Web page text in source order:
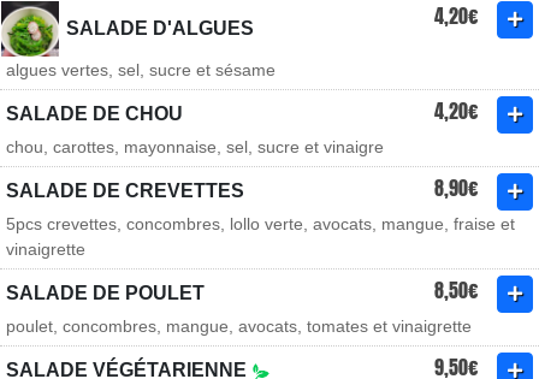
SALADE D'ALGUES 4,20€
algues vertes, sel, sucre et sésame
SALADE DE CHOU 4,20€
chou, carottes, mayonnaise, sel, sucre et vinaigre
SALADE DE CREVETTES 8,90€
5pcs crevettes, concombres, lollo verte, avocats, mangue, fraise et
vinaigrette
SALADE DE POULET 8,50€
poulet, concombres, mangue, avocats, tomates et vinaigrette
SALADE VÉGÉTARIENNE 9,50€